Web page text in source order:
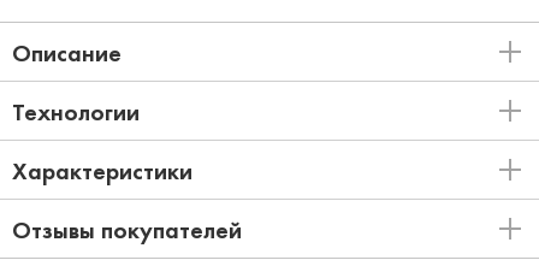
Описание
Технологии
Характеристики
Отзывы покупателей